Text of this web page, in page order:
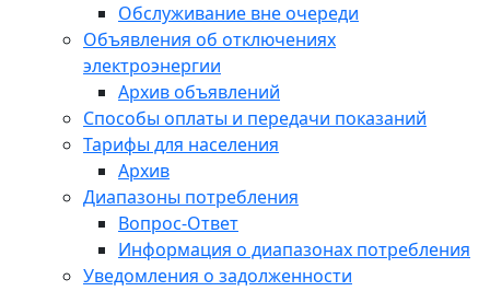
Обслуживание вне очереди
Объявления об отключениях
электроэнергии
Архив объявлений
Способы оплаты и передачи показаний
Тарифы для населения
Архив
Диапазоны потребления
Вопрос-Ответ
Информация о диапазонах потребления
Уведомления о задолженности